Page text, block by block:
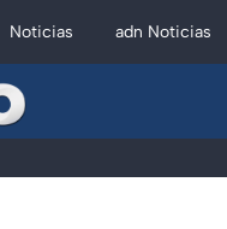
Noticias adn Noticias